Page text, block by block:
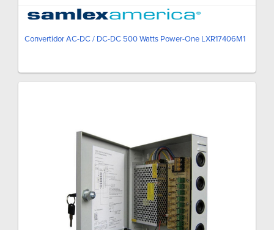
Convertidor AC-DC / DC-DC 500 Watts Power-One LXR17406M1